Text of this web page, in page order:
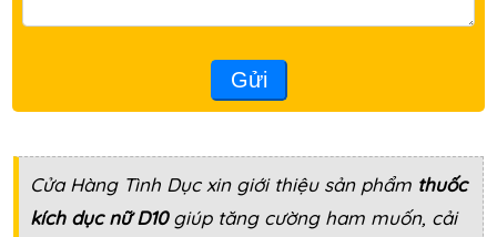
Gửi
Cửa Hàng Tình Dụcxin giới thiệu sản phẩm thuốc
kích dục nữ D10giúp tăng cường ham muốn, cải